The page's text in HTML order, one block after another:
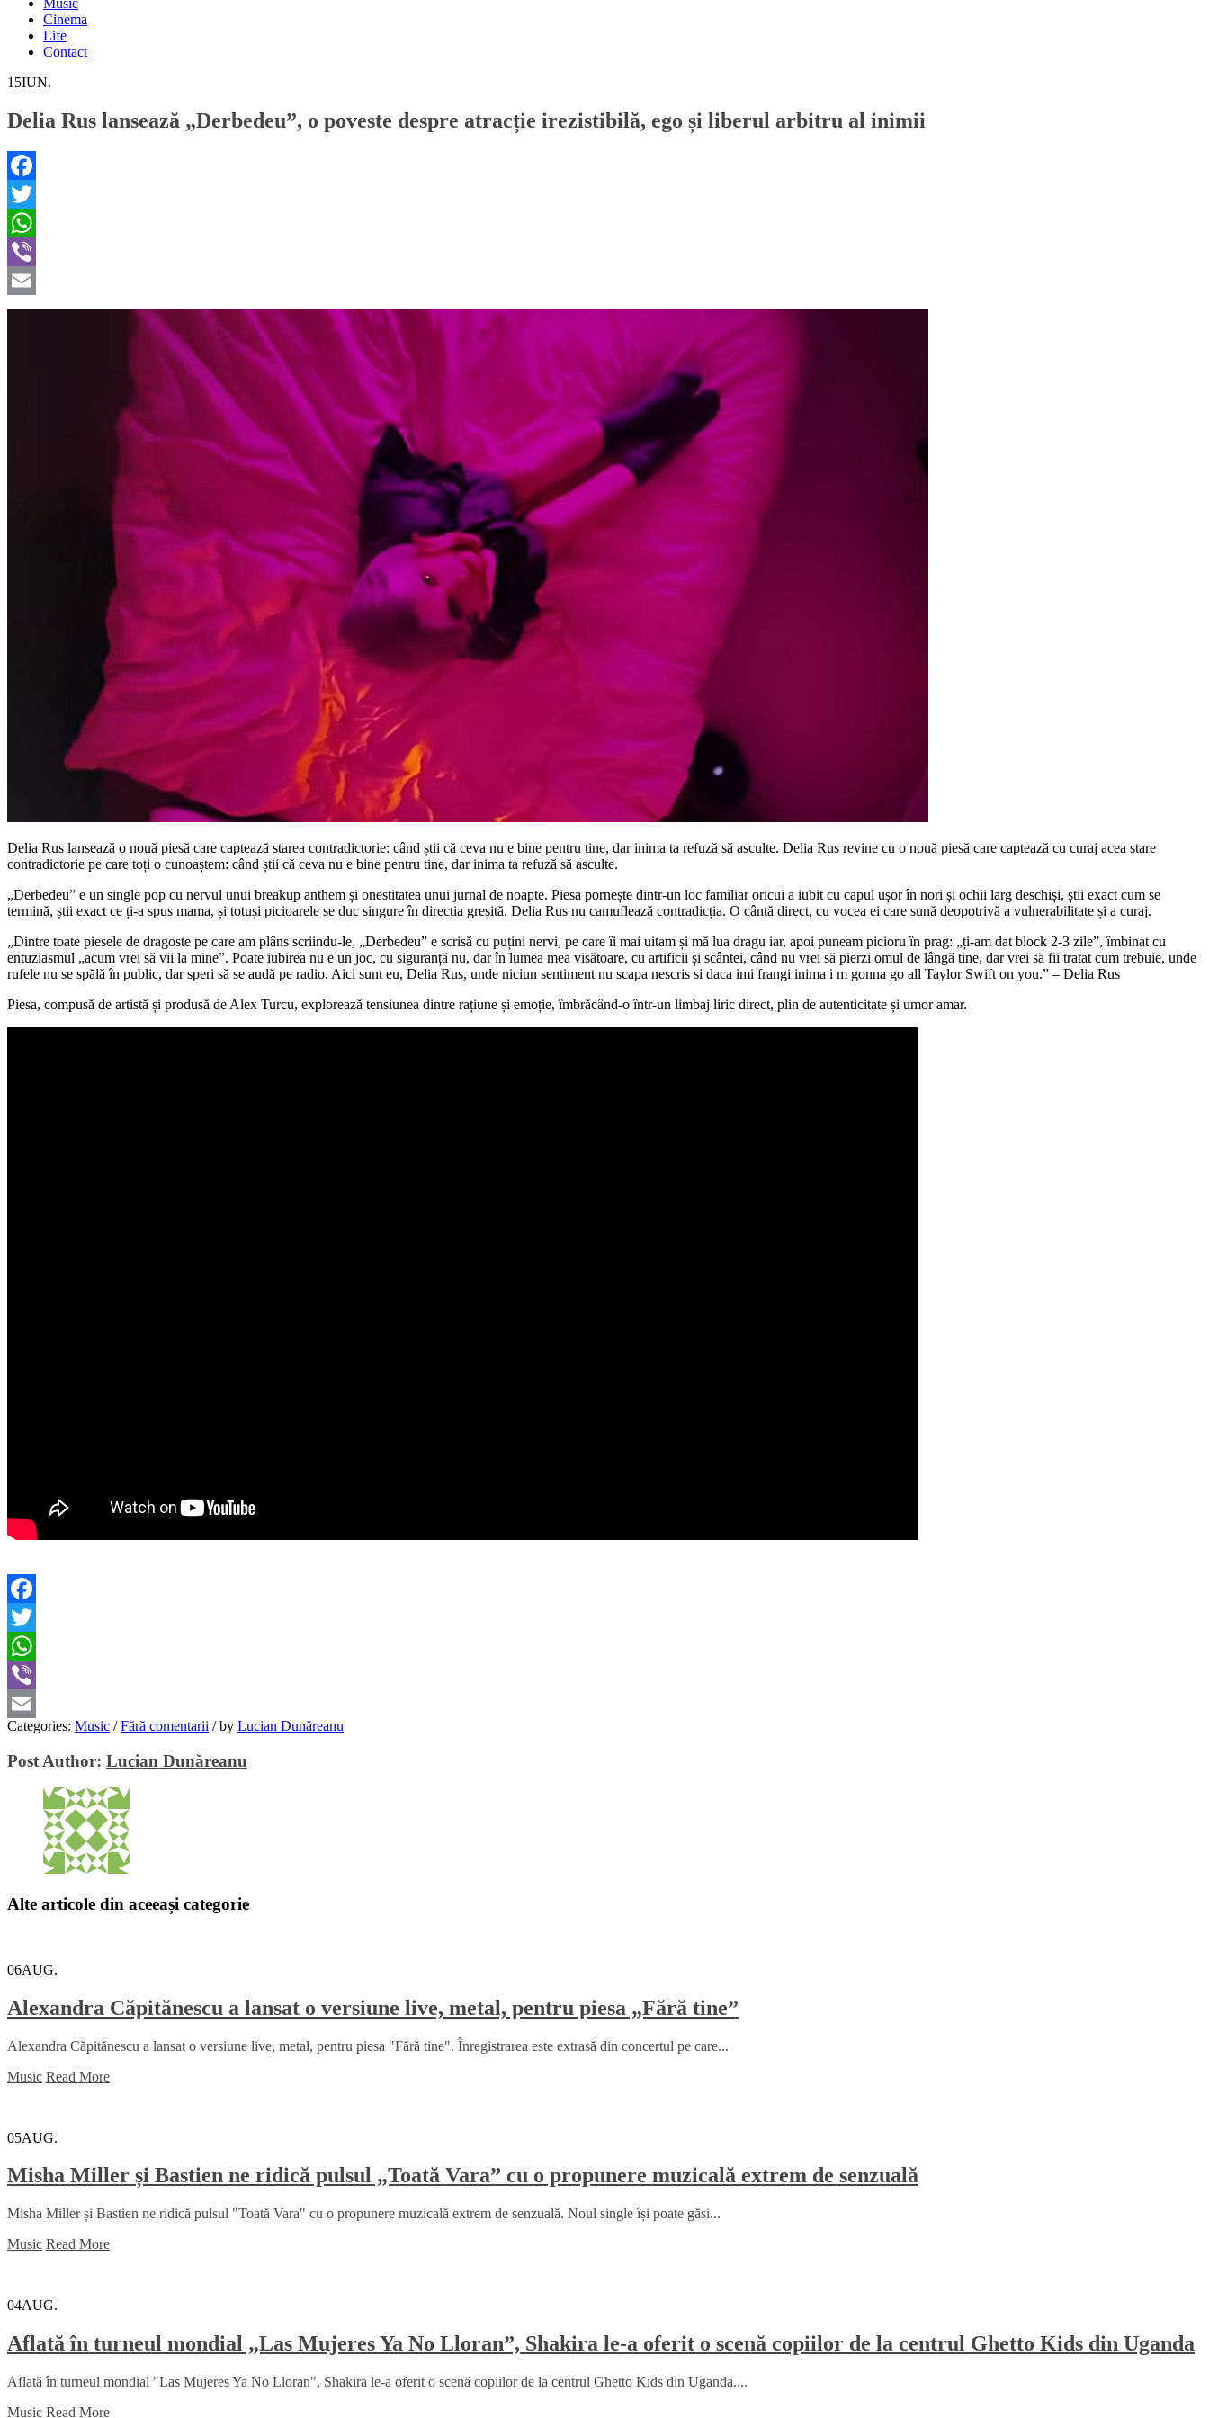
Music
Cinema
Life
Contact
15IUN.
Delia Rus lansează „Derbedeu”, o poveste despre atracție irezistibilă, ego și liberul arbitru al inimii
Facebook
Twitter
WhatsApp
Viber
Email
Delia Rus lansează o nouă piesă care captează starea contradictorie: când știi că ceva nu e bine pentru tine, dar inima ta refuză să asculte. Delia Rus revine cu o nouă piesă care captează cu curaj acea stare
contradictorie pe care toți o cunoaștem: când știi că ceva nu e bine pentru tine, dar inima ta refuză să asculte.
„Derbedeu” e un single pop cu nervul unui breakup anthem și onestitatea unui jurnal de noapte. Piesa pornește dintr-un loc familiar oricui a iubit cu capul ușor în nori și ochii larg deschiși, știi exact cum se
termină, știi exact ce ți-a spus mama, și totuși picioarele se duc singure în direcția greșită. Delia Rus nu camuflează contradicția. O cântă direct, cu vocea ei care sună deopotrivă a vulnerabilitate și a curaj.
„Dintre toate piesele de dragoste pe care am plâns scriindu-le, „Derbedeu” e scrisă cu puțini nervi, pe care îi mai uitam și mă lua dragu iar, apoi puneam picioru în prag: „ți-am dat block 2-3 zile”, îmbinat cu
entuziasmul „acum vrei să vii la mine”. Poate iubirea nu e un joc, cu siguranță nu, dar în lumea mea visătoare, cu artificii și scântei, când nu vrei să pierzi omul de lângă tine, dar vrei să fii tratat cum trebuie, unde
rufele nu se spălă în public, dar speri să se audă pe radio. Aici sunt eu, Delia Rus, unde niciun sentiment nu scapa nescris si daca imi frangi inima i m gonna go all Taylor Swift on you.” – Delia Rus
Piesa, compusă de artistă și produsă de Alex Turcu, explorează tensiunea dintre rațiune și emoție, îmbrăcând-o într-un limbaj liric direct, plin de autenticitate și umor amar.
Facebook
Twitter
WhatsApp
Viber
Email
Categories: Music / Fără comentarii /by Lucian Dunăreanu
Post Author: Lucian Dunăreanu
Alte articole din aceeași categorie
06AUG.
Alexandra Căpitănescu a lansat o versiune live, metal, pentru piesa „Fără tine”
Alexandra Căpitănescu a lansat o versiune live, metal, pentru piesa "Fără tine". Înregistrarea este extrasă din concertul pe care...
Music Read More
05AUG.
Misha Miller și Bastien ne ridică pulsul „Toată Vara” cu o propunere muzicală extrem de senzuală
Misha Miller și Bastien ne ridică pulsul "Toată Vara" cu o propunere muzicală extrem de senzuală. Noul single își poate găsi...
Music Read More
04AUG.
Aflată în turneul mondial „Las Mujeres Ya No Lloran”, Shakira le-a oferit o scenă copiilor de la centrul Ghetto Kids din Uganda
Aflată în turneul mondial "Las Mujeres Ya No Lloran", Shakira le-a oferit o scenă copiilor de la centrul Ghetto Kids din Uganda....
Music Read More